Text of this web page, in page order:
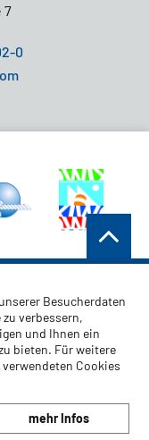
7
0
Besucherdaten
verbessern,
und Ihnen ein
bieten. Für weitere
Cookies
mehr Infos